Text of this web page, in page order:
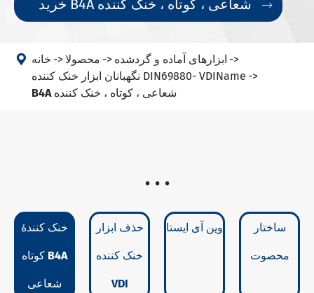

 خانه محصولا
ابزارهای آماده و گردشده
نگهبانان ابزار خنک کننده DIN69880- VDIName
B4A شعاعی ، کوتاه ، خنک کننده
. . .
خنک کنندۀ
کوتاه B4A
شعاعی
حذف ابزار
خنک کننده
VDI
وین آی ایستا ساختار
محصوت